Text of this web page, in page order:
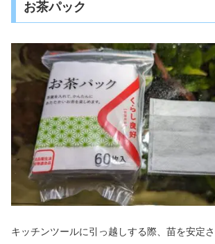
お茶パック
キッチンツールに引っ越しする際、苗を安定